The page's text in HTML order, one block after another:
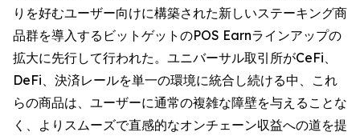
りを好むユーザー向けに構築された新しいステーキング商
品群を導入するビットゲットのPOS Earnラインアップの
拡大に先行して行われた。ユニバーサル取引所がCeFi、
DeFi、決済レールを単一の環境に統合し続ける中、これ
らの商品は、ユーザーに通常の複雑な障壁を与えることな
く、よりスムーズで直感的なオンチェーン収益への道を提